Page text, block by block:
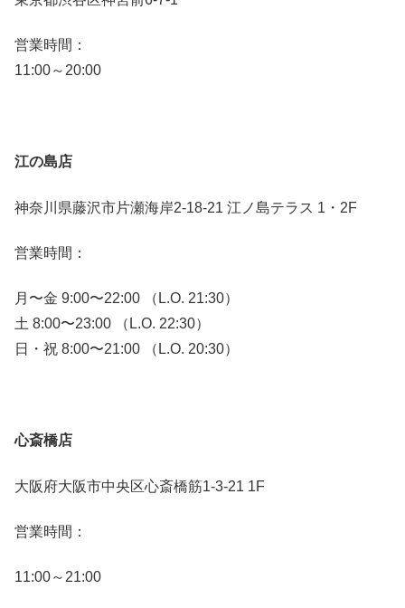
営業時間：
11:00～20:00
江の島店
神奈川県藤沢市片瀬海岸2-18-21 江ノ島テラス 1・2F
営業時間：
月〜金 9:00〜22:00 （L.O. 21:30）
土 8:00〜23:00 （L.O. 22:30）
日・祝 8:00〜21:00 （L.O. 20:30）
心斎橋店
大阪府大阪市中央区心斎橋筋1-3-21 1F
営業時間：
11:00～21:00